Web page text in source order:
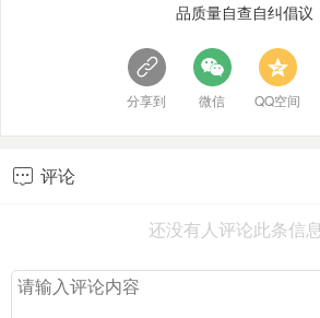
品质量自查自纠倡议
分享到 微信 QQ空间
 评论
还没有人评论此条信